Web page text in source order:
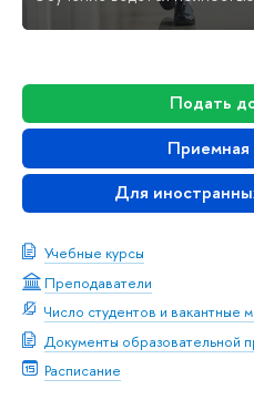
Подать
Приемная
Для
Учебные курсы
Преподаватели
Число студентов и вакантные
Документы образовательной
Расписание